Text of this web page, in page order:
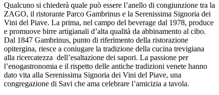
Qualcuno si chiederà quale può essere l’anello di congiunzione tra la
ZAGO, il ristorante Parco Gambrinus e la Serenissima Signoria dei
Vini del Piave. La prima, nel campo del beverage dal 1978, produce
e promuove birre artigianali d’alta qualità da abbinamento al cibo.
Dal 1847 Gambrinus, punto di riferimento della ristorazione
opitergina, riesce a coniugare la tradizione della cucina trevigiana
alla ricercatezza dell’esaltazione dei sapori. La passione per
l’enogastronomia e il rispetto delle antiche tradizioni venete hanno
dato vita alla Serenissima Signoria dei Vini del Piave, una
congregazione di Savi che ama celebrare l’amicizia a tavola.